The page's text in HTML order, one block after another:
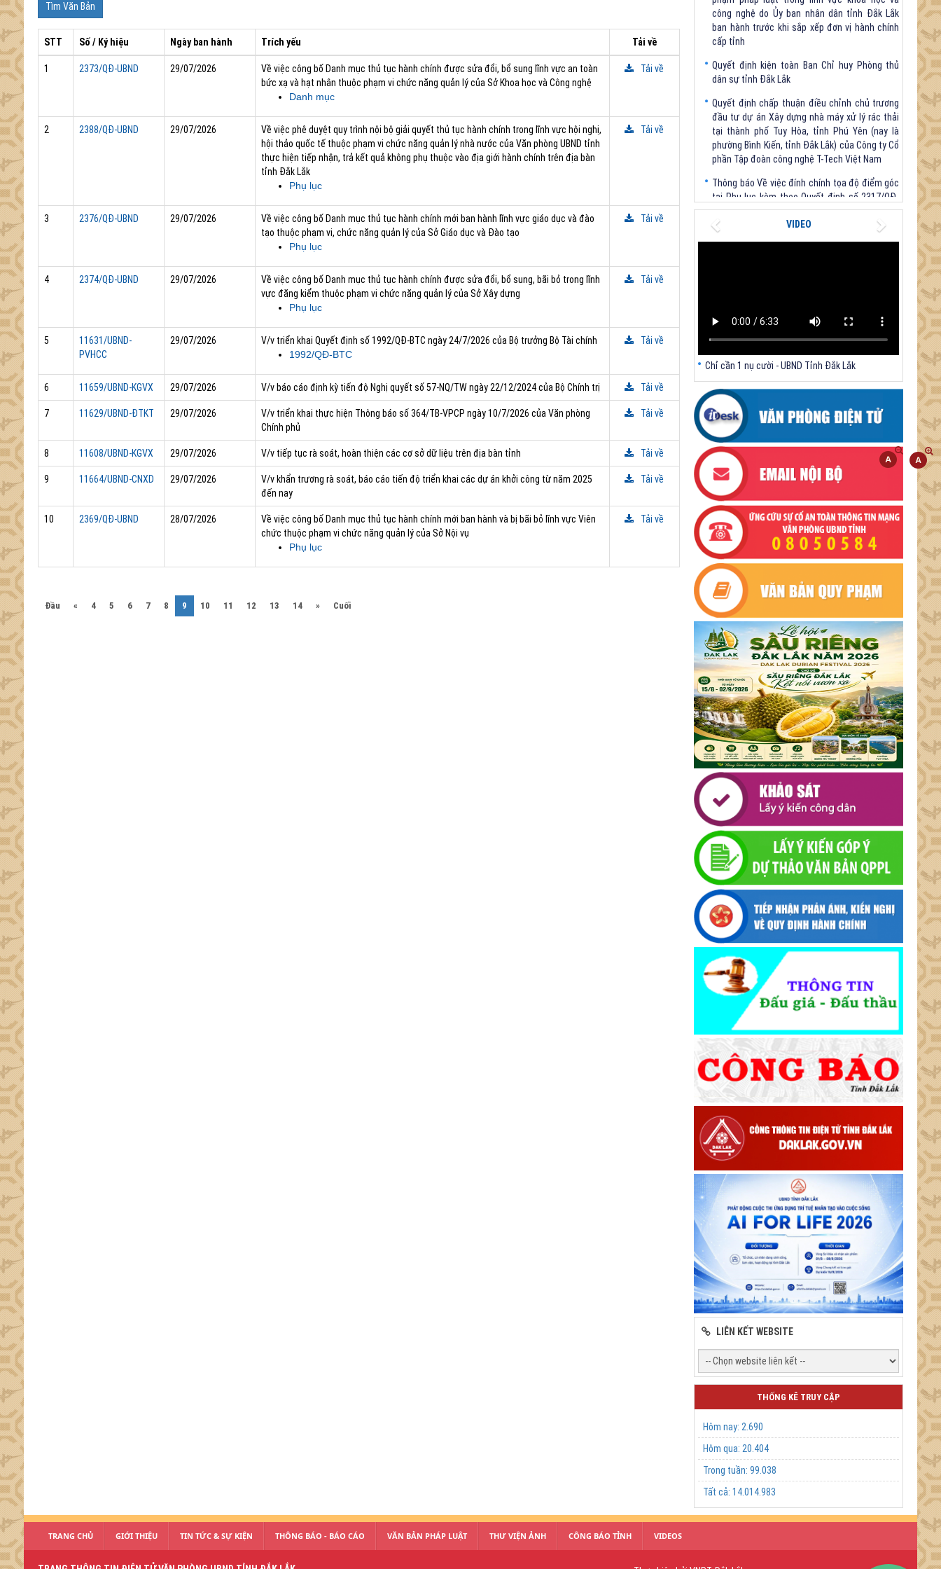
STT Số / Ký hiệu Ngày ban hành Trích yếu Tải về
1 2373/QĐ-UBND 29/07/2026
Về việc công bố Danh mục thủ tục hành chính được sửa đổi, bổ sung lĩnh vực an toàn
bức xạ và hạt nhân thuộc phạm vi chức năng quản lý của Sở Khoa học và Công nghệ
Danh mục
Tải về
2 2388/QĐ-UBND 29/07/2026
Về việc phê duyệt quy trình nội bộ giải quyết thủ tục hành chính trong lĩnh vực hội nghị,
hội thảo quốc tế thuộc phạm vi chức năng quản lý nhà nước của Văn phòng UBND tỉnh
thực hiện tiếp nhận, trả kết quả không phụ thuộc vào địa giới hành chính trên địa bàn
tỉnh Đắk Lắk
Phụ lục
Tải về
3 2376/QĐ-UBND 29/07/2026
Về việc công bố Danh mục thủ tục hành chính mới ban hành lĩnh vực giáo dục và đào
tạo thuộc phạm vi, chức năng quản lý của Sở Giáo dục và Đào tạo
Phụ lục
Tải về
4 2374/QĐ-UBND 29/07/2026
Về việc công bố Danh mục thủ tục hành chính được sửa đổi, bổ sung, bãi bỏ trong lĩnh
vực đăng kiểm thuộc phạm vi chức năng quản lý của Sở Xây dựng
Phụ lục
Tải về
5
11631/UBND-
PVHCC
29/07/2026
V/v triển khai Quyết định số 1992/QĐ-BTC ngày 24/7/2026 của Bộ trưởng Bộ Tài chính
1992/QĐ-BTC
Tải về
6 11659/UBND-KGVX 29/07/2026 V/v báo cáo định kỳ tiến độ Nghị quyết số 57-NQ/TW ngày 22/12/2024 của Bộ Chính trị Tải về
7 11629/UBND-ĐTKT 29/07/2026
V/v triển khai thực hiện Thông báo số 364/TB-VPCP ngày 10/7/2026 của Văn phòng
Chính phủ
Tải về
8 11608/UBND-KGVX 29/07/2026 V/v tiếp tục rà soát, hoàn thiện các cơ sở dữ liệu trên địa bàn tỉnh Tải về
9 11664/UBND-CNXD 29/07/2026
V/v khẩn trương rà soát, báo cáo tiến độ triển khai các dự án khởi công từ năm 2025
đến nay
Tải về
10 2369/QĐ-UBND 28/07/2026
Về việc công bố Danh mục thủ tục hành chính mới ban hành và bị bãi bỏ lĩnh vực Viên
chức thuộc phạm vi chức năng quản lý của Sở Nội vụ
Phụ lục
Tải về
Đầu « 4 5 6 7 8 9(current)
10 11 12 13 14 » Cuối
ban hành trước khi sắp xếp đơn vị hành chính
cấp tỉnh
Quyết định kiện toàn Ban Chỉ huy Phòng thủ
dân sự tỉnh Đắk Lắk
Quyết định chấp thuận điều chỉnh chủ trương
đầu tư dự án Xây dựng nhà máy xử lý rác thải
tại thành phố Tuy Hòa, tỉnh Phú Yên (nay là
phường Bình Kiến, tỉnh Đắk Lắk) của Công ty Cổ
phần Tập đoàn công nghệ T-Tech Việt Nam
Thông báo Về việc đính chính tọa độ điểm góc
tại Phụ lục kèm theo Quyết định số 2317/QĐ-
UBND ngày 21/7/2026 của Chủ tịch UBND tỉnh
V/v triển khai Kết luận Phiên họp lần thứ tư Ban
Chỉ đạo thực hiện mục tiêu tăng trưởng kinh tế
VIDEO
Previous
Chỉ cần 1 nụ cười - UBND Tỉnh Đắk Lắk
LIÊN KẾT WEBSITE
THỐNG KÊ TRUY CẬP
Hôm nay: 2.690
Hôm qua: 20.404
Trong tuần:99.038
Tất cả:14.014.983
TRANG CHỦ GIỚI THIỆU TIN TỨC & SỰ KIỆN THÔNG BÁO - BÁO CÁO VĂN BẢN PHÁP LUẬT THƯ VIỆN ẢNH CÔNG BÁO TỈNH VIDEOS